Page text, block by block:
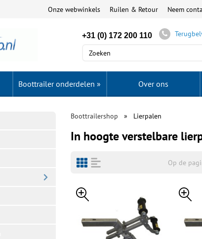
Onze webwinkels Ruilen & Retour Neem
+31 (0) 172 200 110
Boottrailer onderdelen » Over ons
Boottrailershop Lierpalen
In hoogte verstelbare
Op de